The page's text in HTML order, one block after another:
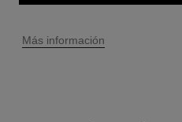
↩
Más información